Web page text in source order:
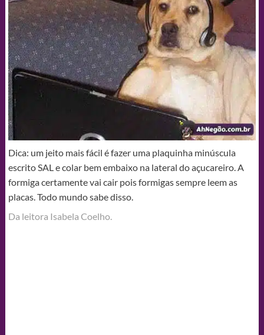
Dica: um jeito mais fácil é fazer uma plaquinha minúscula
escrito SAL e colar bem embaixo na lateral do açucareiro. A
formiga certamente vai cair pois formigas sempre leem as
placas. Todo mundo sabe disso.
Da leitora Isabela Coelho.